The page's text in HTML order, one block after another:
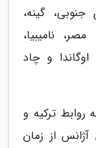
جنوبی، گینه،
نامیبیا،
و چاد
روابط ترکیه و
از زمان